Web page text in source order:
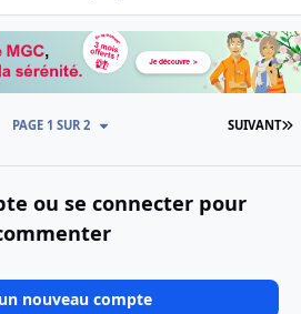
SUIVANT
PAGE 1 SUR 2
ou se connecter pour
nouveau compte